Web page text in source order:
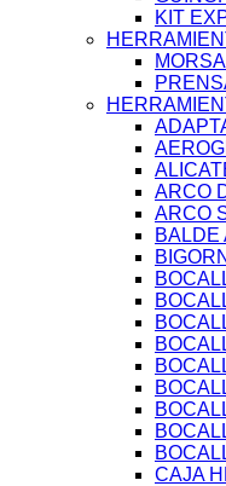
KIT
ARCO
ARCO
BALDE
CAJA